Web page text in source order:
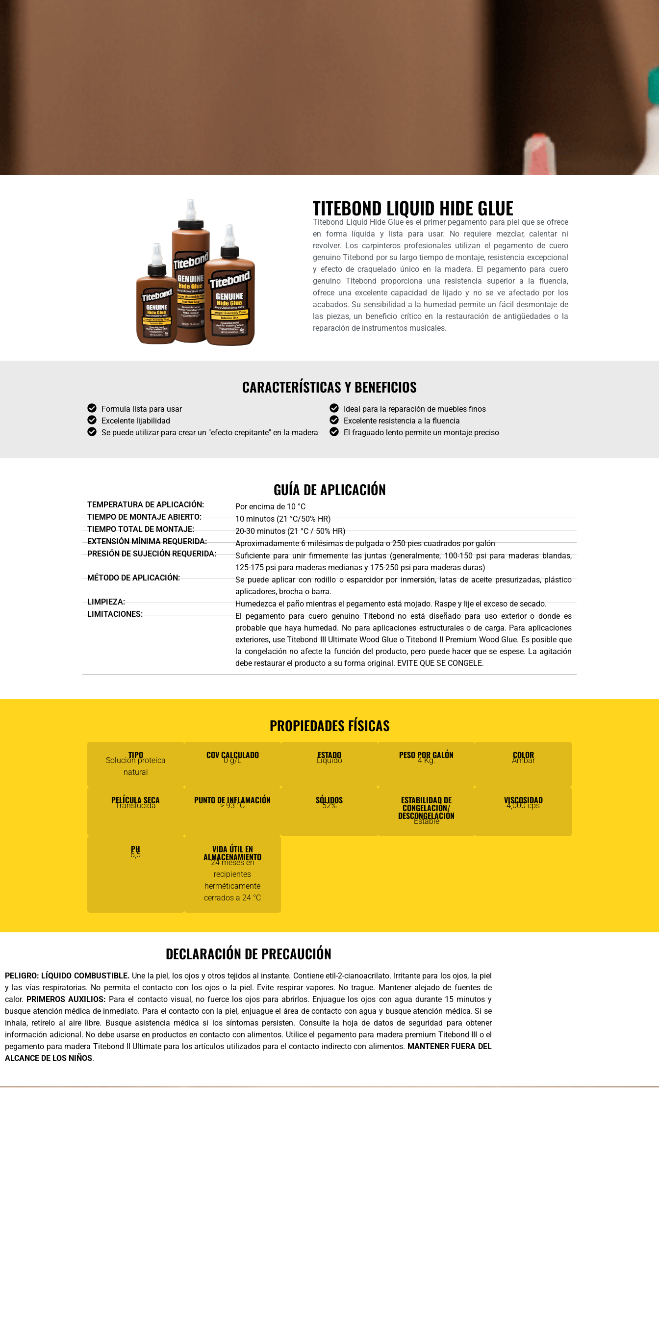
TITEBOND LIQUID HIDE GLUE
Titebond Liquid Hide Glue es el primer pegamento para piel que se ofrece
en forma líquida y lista para usar. No requiere mezclar, calentar ni
revolver. Los carpinteros profesionales utilizan el pegamento de cuero
genuino Titebond por su largo tiempo de montaje, resistencia excepcional
y efecto de craquelado único en la madera. El pegamento para cuero
genuino Titebond proporciona una resistencia superior a la fluencia,
ofrece una excelente capacidad de lijado y no se ve afectado por los
acabados. Su sensibilidad a la humedad permite un fácil desmontaje de
las piezas, un beneficio crítico en la restauración de antigüedades o la
reparación de instrumentos musicales.
CARACTERÍSTICAS Y BENEFICIOS
Formula lista para usar
Ideal para la reparación de muebles finos
Excelente lijabilidad
Excelente resistencia a la fluencia
Se puede utilizar para crear un "efecto crepitante" en la madera
El fraguado lento permite un montaje preciso
GUÍA DE APLICACIÓN
TEMPERATURA DE APLICACIÓN:
Por encima de 10 °C
TIEMPO DE MONTAJE ABIERTO:
10 minutos (21 °C/50% HR)
TIEMPO TOTAL DE MONTAJE:
20-30 minutos (21 °C / 50% HR)
EXTENSIÓN MÍNIMA REQUERIDA:
Aproximadamente 6 milésimas de pulgada o 250 pies cuadrados por galón
PRESIÓN DE SUJECIÓN REQUERIDA:
Suficiente para unir firmemente las juntas (generalmente, 100-150 psi para maderas blandas,
125-175 psi para maderas medianas y 175-250 psi para maderas duras)
MÉTODO DE APLICACIÓN:
Se puede aplicar con rodillo o esparcidor por inmersión, latas de aceite presurizadas, plástico
aplicadores, brocha o barra.
LIMPIEZA:
Humedezca el paño mientras el pegamento está mojado. Raspe y lije el exceso de secado.
LIMITACIONES:
El pegamento para cuero genuino Titebond no está diseñado para uso exterior o donde es
probable que haya humedad. No para aplicaciones estructurales o de carga. Para aplicaciones
exteriores, use Titebond III Ultimate Wood Glue o Titebond II Premium Wood Glue. Es posible que
la congelación no afecte la función del producto, pero puede hacer que se espese. La agitación
debe restaurar el producto a su forma original. EVITE QUE SE CONGELE.
PROPIEDADES FÍSICAS
TIPO
Solución proteica
natural
COV CALCULADO
0 g/L ESTADO
Líquido PESO POR GALÓN
4 Kg. COLOR
Ámbar
PELÍCULA SECA
Translúcida PUNTO DE INFLAMACIÓN
> 93 °C SÓLIDOS
52% ESTABILIDAD DE
CONGELACIÓN/
DESCONGELACIÓN
Estable
VISCOSIDAD
4,000 cps
PH
6,5 VIDA ÚTIL EN
ALMACENAMIENTO
24 meses en
recipientes
herméticamente
cerrados a 24 °C
DECLARACIÓN DE PRECAUCIÓN
PELIGRO: LÍQUIDO COMBUSTIBLE. Une la piel, los ojos y otros tejidos al instante. Contiene etil-2-cianoacrilato. Irritante para los ojos, la piel
y las vías respiratorias. No permita el contacto con los ojos o la piel. Evite respirar vapores. No trague. Mantener alejado de fuentes de
calor. PRIMEROS AUXILIOS: Para el contacto visual, no fuerce los ojos para abrirlos. Enjuague los ojos con agua durante 15 minutos y
busque atención médica de inmediato. Para el contacto con la piel, enjuague el área de contacto con agua y busque atención médica. Si se
inhala, retírelo al aire libre. Busque asistencia médica si los síntomas persisten. Consulte la hoja de datos de seguridad para obtener
información adicional. No debe usarse en productos en contacto con alimentos. Utilice el pegamento para madera premium Titebond III o el
pegamento para madera Titebond II Ultimate para los artículos utilizados para el contacto indirecto con alimentos. MANTENER FUERA DEL
ALCANCE DE LOS NIÑOS.